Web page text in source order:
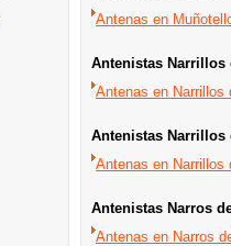
Antenas en
Antenistas Narrillos
Antenas en Narrillos
Antenistas Narrillos
Antenas en Narrillos
Antenistas Narros
Antenas en Narros